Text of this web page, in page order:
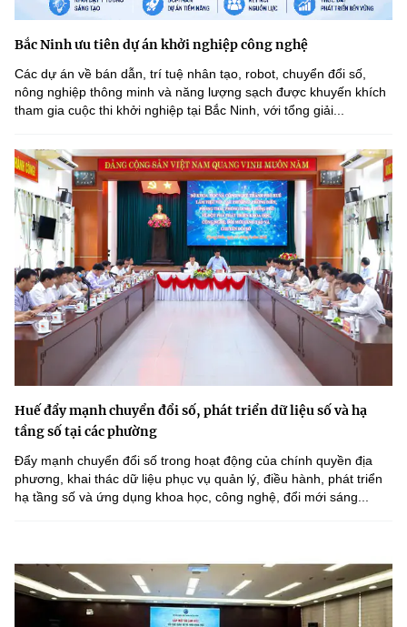
Bắc Ninh ưu tiên dự án khởi nghiệp công nghệ
Các dự án về bán dẫn, trí tuệ nhân tạo, robot, chuyển đổi số,
nông nghiệp thông minh và năng lượng sạch được khuyến khích
tham gia cuộc thi khởi nghiệp tại Bắc Ninh, với tổng giải...
Huế đẩy mạnh chuyển đổi số, phát triển dữ liệu số và hạ
tầng số tại các phường
Đẩy mạnh chuyển đổi số trong hoạt động của chính quyền địa
phương, khai thác dữ liệu phục vụ quản lý, điều hành, phát triển
hạ tầng số và ứng dụng khoa học, công nghệ, đổi mới sáng...